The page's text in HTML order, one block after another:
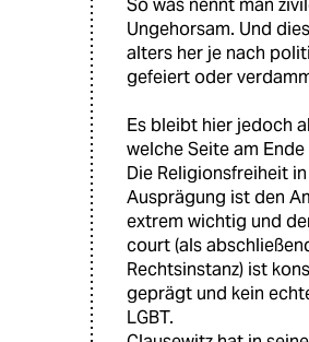
So was nennt man
Ungehorsam. Und
alters her je nach
gefeiert oder
Es bleibt hier jedoch
welche Seite am
Die Religionsfreiheit
Ausprägung ist den
extrem wichtig und
court (als
Rechtsinstanz) ist
geprägt und kein
LGBT.